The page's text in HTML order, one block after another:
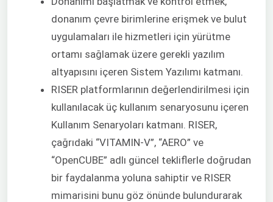
donanım çevre birimlerine erişmek ve bulut
uygulamaları ile hizmetleri için yürütme
ortamı sağlamak üzere gerekli yazılım
altyapısını içeren Sistem Yazılımı katmanı.
RISER platformlarının değerlendirilmesi için
kullanılacak üç kullanım senaryosunu içeren
Kullanım Senaryoları katmanı. RISER,
çağrıdaki “VITAMIN-V”, “AERO” ve
“OpenCUBE” adlı güncel tekliflerle doğrudan
bir faydalanma yoluna sahiptir ve RISER
mimarisini bunu göz önünde bulundurarak